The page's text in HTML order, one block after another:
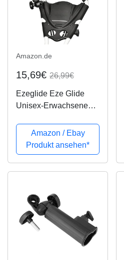
Amazon.de
15,69€ 26,99€
Ezeglide Eze Glide
Unisex-Erwachsene
RegenschirmHalter,
Schwarz
Amazon / Ebay
Produkt ansehen*